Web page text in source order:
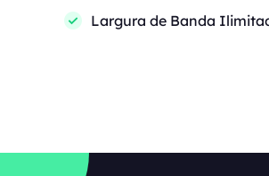
Largura de Banda